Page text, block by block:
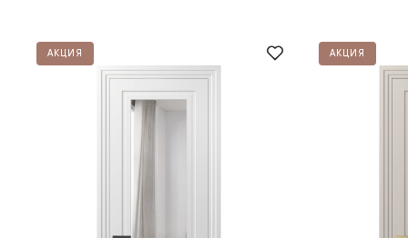
АКЦИЯ АКЦИЯ